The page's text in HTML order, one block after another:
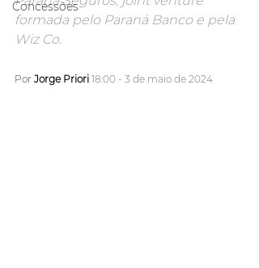
Concessões
formada pelo Paraná Banco e pela
Wiz Co.
Por Jorge Priori 18:00 - 3 de maio de 2024